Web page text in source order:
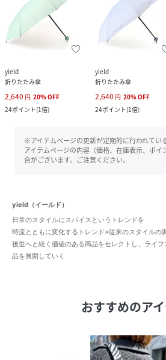
yield
折りたたみ傘
2,640 円 20%OFF
24ポイント(1倍)
yield
折りたたみ傘
2,640 円 20%OFF
24ポイント(1倍)
※アイテムページの更新が定期的に行われてい
アイテムページの内容（価格、在庫表示、ポ
合がございます。ご注意ください。
yield（イールド）
日常のスタイルにスパイスというトレンドを
時流とともに変化するトレンド×従来のスタイルの
後世へと続く価値のある商品をセレクトし、ライ
品を展開していく
おすすめのア